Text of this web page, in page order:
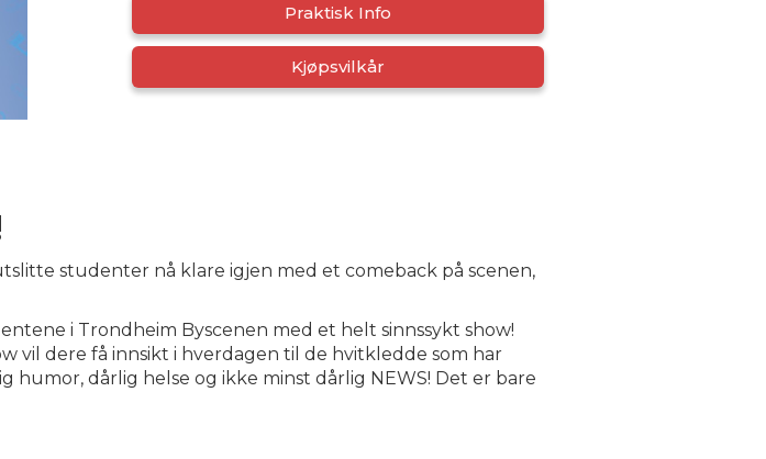
Praktisk Info
Kjøpsvilkår
studenter nå klare igjen med et comeback på scenen,
i Trondheim Byscenen med et helt sinnssykt show!
vil dere få innsikt i hverdagen til de hvitkledde som har
humor, dårlig helse og ikke minst dårlig NEWS! Det er bare